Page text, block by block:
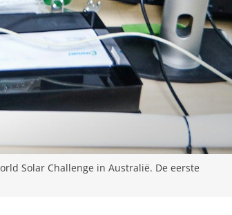
Solar Challenge in Australië. De eerste